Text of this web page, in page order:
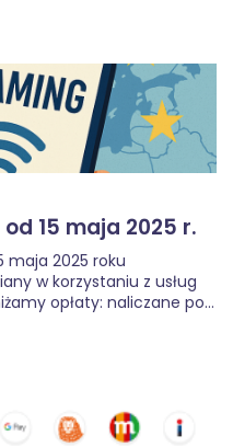
lokalna firma z
[…]
15 maja 2025 r.
maja 2025 roku
w korzystaniu z usług
opłaty: naliczane po
zł za 1 MB (6,88 zł za